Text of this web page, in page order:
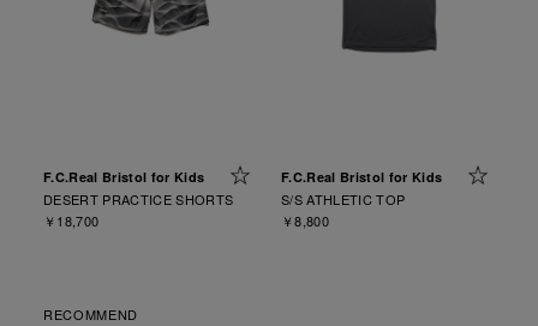
F.C.Real Bristol for Kids
DESERT PRACTICE SHORTS
￥18,700
F.C.Real Bristol for Kids
S/S ATHLETIC TOP
￥8,800
RECOMMEND